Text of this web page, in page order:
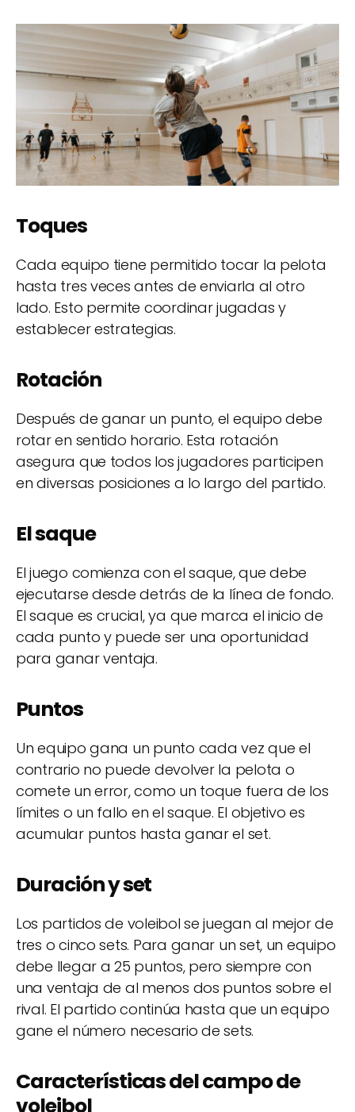
Toques
Cada equipo tiene permitido tocar la pelota
hasta tres veces antes de enviarla al otro
lado. Esto permite coordinar jugadas y
establecer estrategias.
Rotación
Después de ganar un punto, el equipo debe
rotar en sentido horario. Esta rotación
asegura que todos los jugadores participen
en diversas posiciones a lo largo del partido.
El saque
El juego comienza con el saque, que debe
ejecutarse desde detrás de la línea de fondo.
El saque es crucial, ya que marca el inicio de
cada punto y puede ser una oportunidad
para ganar ventaja.
Puntos
Un equipo gana un punto cada vez que el
contrario no puede devolver la pelota o
comete un error, como un toque fuera de los
límites o un fallo en el saque. El objetivo es
acumular puntos hasta ganar el set.
Duración y set
Los partidos de voleibol se juegan al mejor de
tres o cinco sets. Para ganar un set, un equipo
debe llegar a 25 puntos, pero siempre con
una ventaja de al menos dos puntos sobre el
rival. El partido continúa hasta que un equipo
gane el número necesario de sets.
Características del campo de
voleibol